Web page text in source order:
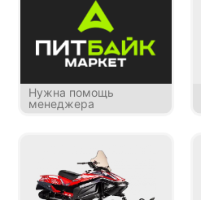
Нужна помощь
менеджера